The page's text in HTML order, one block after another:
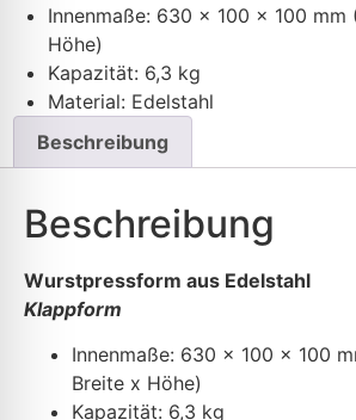
Innenmaße: 630 x 100 x 100 mm
Höhe)
Kapazität: 6,3 kg
Material: Edelstahl
Beschreibung
Beschreibung
Wurstpressform aus Edelstahl
Klappform
Innenmaße: 630 x 100 x 100
Breite x Höhe)
Kapazität: 6,3 kg